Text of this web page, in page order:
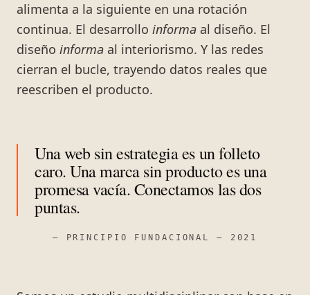
alimenta a la siguiente en una rotación
continua. El desarrollo informa al diseño. El
diseño informa al interiorismo. Y las redes
cierran el bucle, trayendo datos reales que
reescriben el producto.
Una web sin estrategia es un folleto
caro. Una marca sin producto es una
promesa vacía. Conectamos las dos
puntas.
— PRINCIPIO FUNDACIONAL — 2021